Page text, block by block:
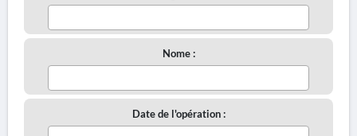
Nome :
Date de l'opération :